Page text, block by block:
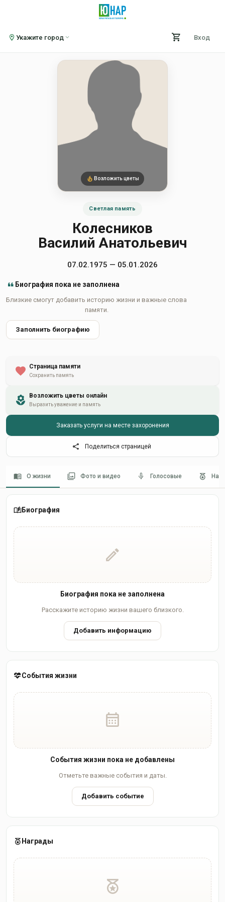
Укажите город Вход
Возложить цветы
Светлая память
Колесников
Василий Анатольевич
07.02.1975 — 05.01.2026
Биография пока не заполнена
Близкие смогут добавить историю жизни и важные слова
памяти.
Заполнить биографию
Страница памяти
Сохранить память
Возложить цветы онлайн
Выразить уважение и память
Заказать услуги на месте захоронения
Поделиться страницей
О жизни Фото и видео Голосовые
Биография
Биография пока не заполнена
Расскажите историю жизни вашего близкого.
Добавить информацию
События жизни
События жизни пока не добавлены
Отметьте важные события и даты.
Добавить событие
Награды